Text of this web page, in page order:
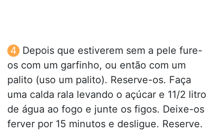
Depois que estiverem sem a pele fure-
os com um garfinho, ou então com um
palito (uso um palito). Reserve-os. Faça
uma calda rala levando o açúcar e 11/2 litro
de água ao fogo e junte os figos. Deixe-os
ferver por 15 minutos e desligue. Reserve.